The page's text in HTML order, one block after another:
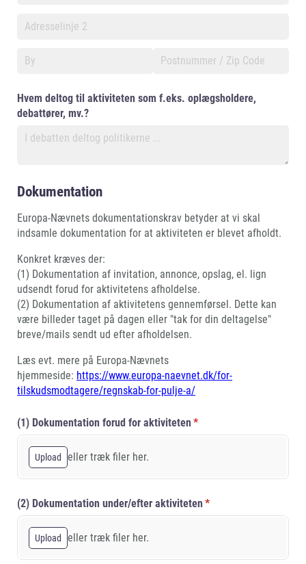
Hvem deltog til aktiviteten som f.eks. oplægsholdere,
debattører, mv.?
Dokumentation
Europa-Nævnets dokumentationskrav betyder at vi skal
indsamle dokumentation for at aktiviteten er blevet afholdt.
Konkret kræves der:
(1) Dokumentation af invitation, annonce, opslag, el. lign
udsendt forud for aktivitetens afholdelse.
(2) Dokumentation af aktivitetens gennemførsel. Dette kan
være billeder taget på dagen eller "tak for din deltagelse"
breve/mails sendt ud efter afholdelsen.
Læs evt. mere på Europa-Nævnets
hjemmeside: https://www.europa-naevnet.dk/for-
tilskudsmodtagere/regnskab-for-pulje-a/
(1) Dokumentation forud for aktiviteten *
(påkrævet)
Upload eller træk filer her.
(2) Dokumentation under/​efter aktiviteten *
(påkrævet)
Upload eller træk filer her.